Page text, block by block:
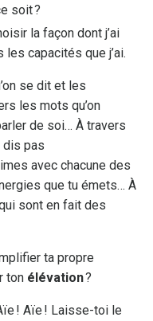
soit ?
la façon dont j’ai
capacités que j’ai.
se dit et les
les mots qu’on
de soi… À travers
dis pas
avec chacune des
que tu émets… À
sont en fait des
ta propre
ton élévation?
! Aïe ! Laisse-toi le